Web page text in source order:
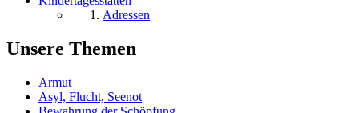
Adressen
Unsere Themen
Armut
Asyl, Flucht, Seenot